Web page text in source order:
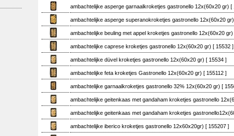
ambachtelijke asperge garnaalkroketjes gastronello 12x(60x20 gr) [
ambachtelijke asperge superanokroketjes gastronello 12x(60x20 gr)
ambachtelijke beuling met appel kroketjes gastronello 12x(60x20 gr)
ambachtelijke caprese kroketjes gastronello 12x(60x20 gr) [ 15532 ]
ambachtelijke düvel kroketjes gastronello 12x(60x20 gr) [ 15534 ]
ambachtelijke feta kroketjes Gastronello 12x(60x20 gr) [ 155112 ]
ambachtelijke garnaalkroketjes gastronello 32% 12x(60x20 gr) [
ambachtelijke geitenkaas met gandaham kroketjes gastronello
ambachtelijke geitenkaas met gandaham kroketjes
ambachtelijke iberico kroketjes gastronello 12x60x20gr) [ 155207 ]